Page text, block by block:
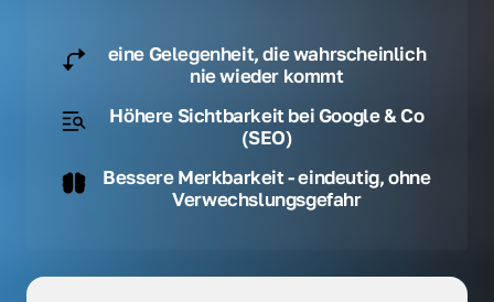
eine Gelegenheit, die wahrscheinlich
nie wieder kommt
Höhere Sichtbarkeit bei Google & Co
(SEO)
Bessere Merkbarkeit - eindeutig, ohne
Verwechslungsgefahr